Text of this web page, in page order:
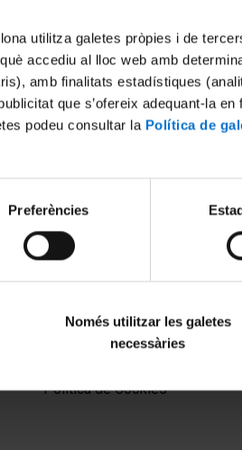
utilitza galetes pròpies i de
accediu al lloc web amb
amb finalitats estadístiques
que s’ofereix adequant-la
podeu consultar la Política de
Preferències
Només utilitzar les galetes
necessàries
Ambiental
El futur
canvi
17 Julio, 2023
Política de Cookies